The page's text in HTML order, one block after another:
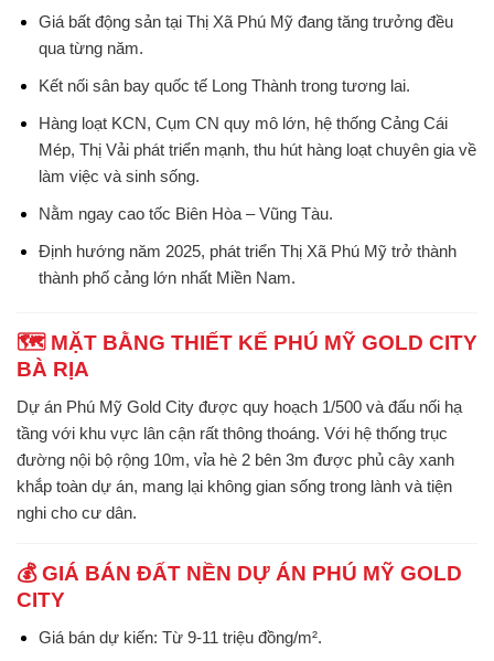
Giá bất động sản tại Thị Xã Phú Mỹ đang tăng trưởng đều
qua từng năm.
Kết nối sân bay quốc tế Long Thành trong tương lai.
Hàng loạt KCN, Cụm CN quy mô lớn, hệ thống Cảng Cái
Mép, Thị Vải phát triển mạnh, thu hút hàng loạt chuyên gia về
làm việc và sinh sống.
Nằm ngay cao tốc Biên Hòa – Vũng Tàu.
Định hướng năm 2025, phát triển Thị Xã Phú Mỹ trở thành
thành phố cảng lớn nhất Miền Nam.
🗺️ MẶT BẰNG THIẾT KẾ PHÚ MỸ GOLD CITY
BÀ RỊA
Dự án Phú Mỹ Gold City được quy hoạch 1/500 và đấu nối hạ
tầng với khu vực lân cận rất thông thoáng. Với hệ thống trục
đường nội bộ rộng 10m, vỉa hè 2 bên 3m được phủ cây xanh
khắp toàn dự án, mang lại không gian sống trong lành và tiện
nghi cho cư dân.
💰 GIÁ BÁN ĐẤT NỀN DỰ ÁN PHÚ MỸ GOLD
CITY
Giá bán dự kiến: Từ 9-11 triệu đồng/m².